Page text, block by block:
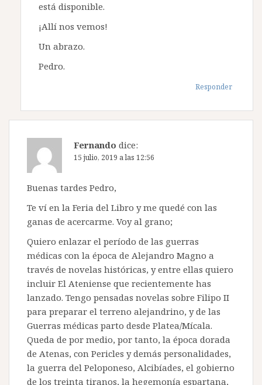
está disponible.
¡Allí nos vemos!
Un abrazo.
Pedro.
Responder
Fernando dice:
15 julio, 2019 a las 12:56
Buenas tardes Pedro,
Te ví en la Feria del Libro y me quedé con las
ganas de acercarme. Voy al grano;
Quiero enlazar el período de las guerras
médicas con la época de Alejandro Magno a
través de novelas históricas, y entre ellas quiero
incluir El Ateniense que recientemente has
lanzado. Tengo pensadas novelas sobre Filipo II
para preparar el terreno alejandrino, y de las
Guerras médicas parto desde Platea/Mícala.
Queda de por medio, por tanto, la época dorada
de Atenas, con Pericles y demás personalidades,
la guerra del Peloponeso, Alcibíades, el gobierno
de los treinta tiranos, la hegemonía espartana,